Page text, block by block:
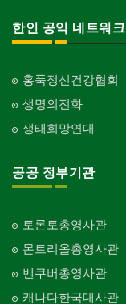
한인 공익 네트워크
홍푹정신건강협회
생명의전화
생태희망연대
공공 정부기관
토론토총영사관
몬트리올총영사관
벤쿠버총영사관
캐나다한국대사관